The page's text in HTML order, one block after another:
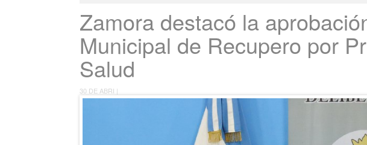
Zamora destacó la
Municipal de Recupero por
Salud
30 DE ABRI |